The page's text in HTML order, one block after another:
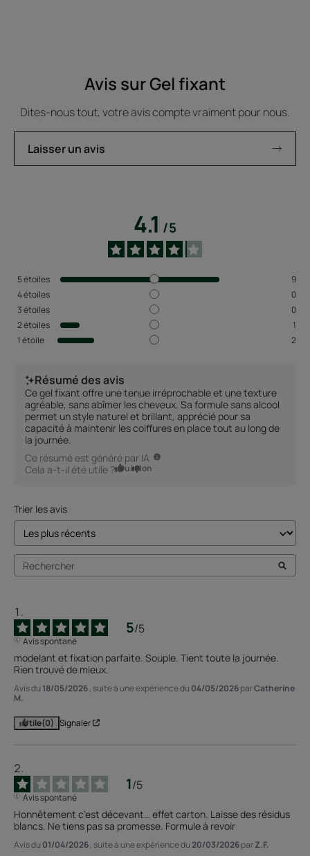
Avis sur Gel fixant
Dites-nous tout, votre avis compte vraiment pour nous.
Laisser un avis
4.1/5
5étoiles
9
4étoiles
0
3étoiles
0
2étoiles
1
1étoile 2
Résumé des avis
Ce gel fixant offre une tenue irréprochable et une texture
agréable, sans abîmer les cheveux. Sa formule sans alcool
permet un style naturel et brillant, apprécié pour sa
capacité à maintenir les coiffures en place tout au long de
la journée.
Ce résumé est généré par IA
Cela a-t-il été utile ? Oui Non
Trier les avis
5/5
Avis spontané
modelant et fixation parfaite. Souple. Tient toute la journée.
Rien trouvé de mieux.
Avis du 18/05/2026, suite à une expérience du 04/05/2026parCatherine
M.
Utile(0) Signaler
1/5
Avis spontané
Honnêtement c'est décevant… effet carton. Laisse des résidus
blancs. Ne tiens pas sa promesse. Formule à revoir
Avis du 01/04/2026, suite à une expérience du20/03/2026parZ.F.